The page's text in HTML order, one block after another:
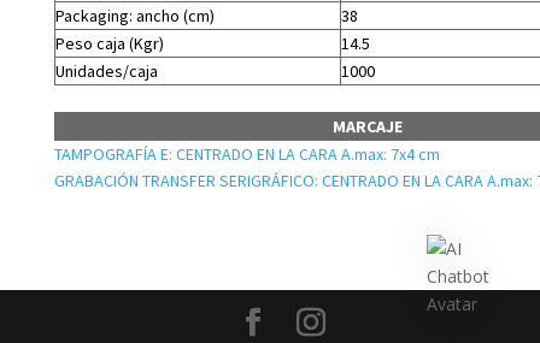
Packaging: ancho (cm)
38
Peso caja (Kgr)
14.5
Unidades/caja
1000
MARCAJE
TAMPOGRAFÍA E: CENTRADO EN LA CARA A.max: 7x4 cm
GRABACIÓN TRANSFER SERIGRÁFICO: CENTRADO EN LA CARA